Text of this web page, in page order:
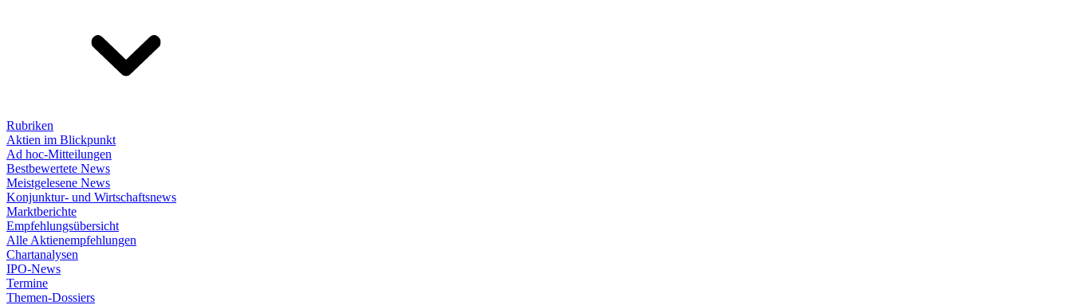
Rubriken
Aktien im Blickpunkt
Ad hoc-Mitteilungen
Bestbewertete News
Meistgelesene News
Konjunktur- und Wirtschaftsnews
Marktberichte
Empfehlungsübersicht
Alle Aktienempfehlungen
Chartanalysen
IPO-News
Termine
Themen-Dossiers